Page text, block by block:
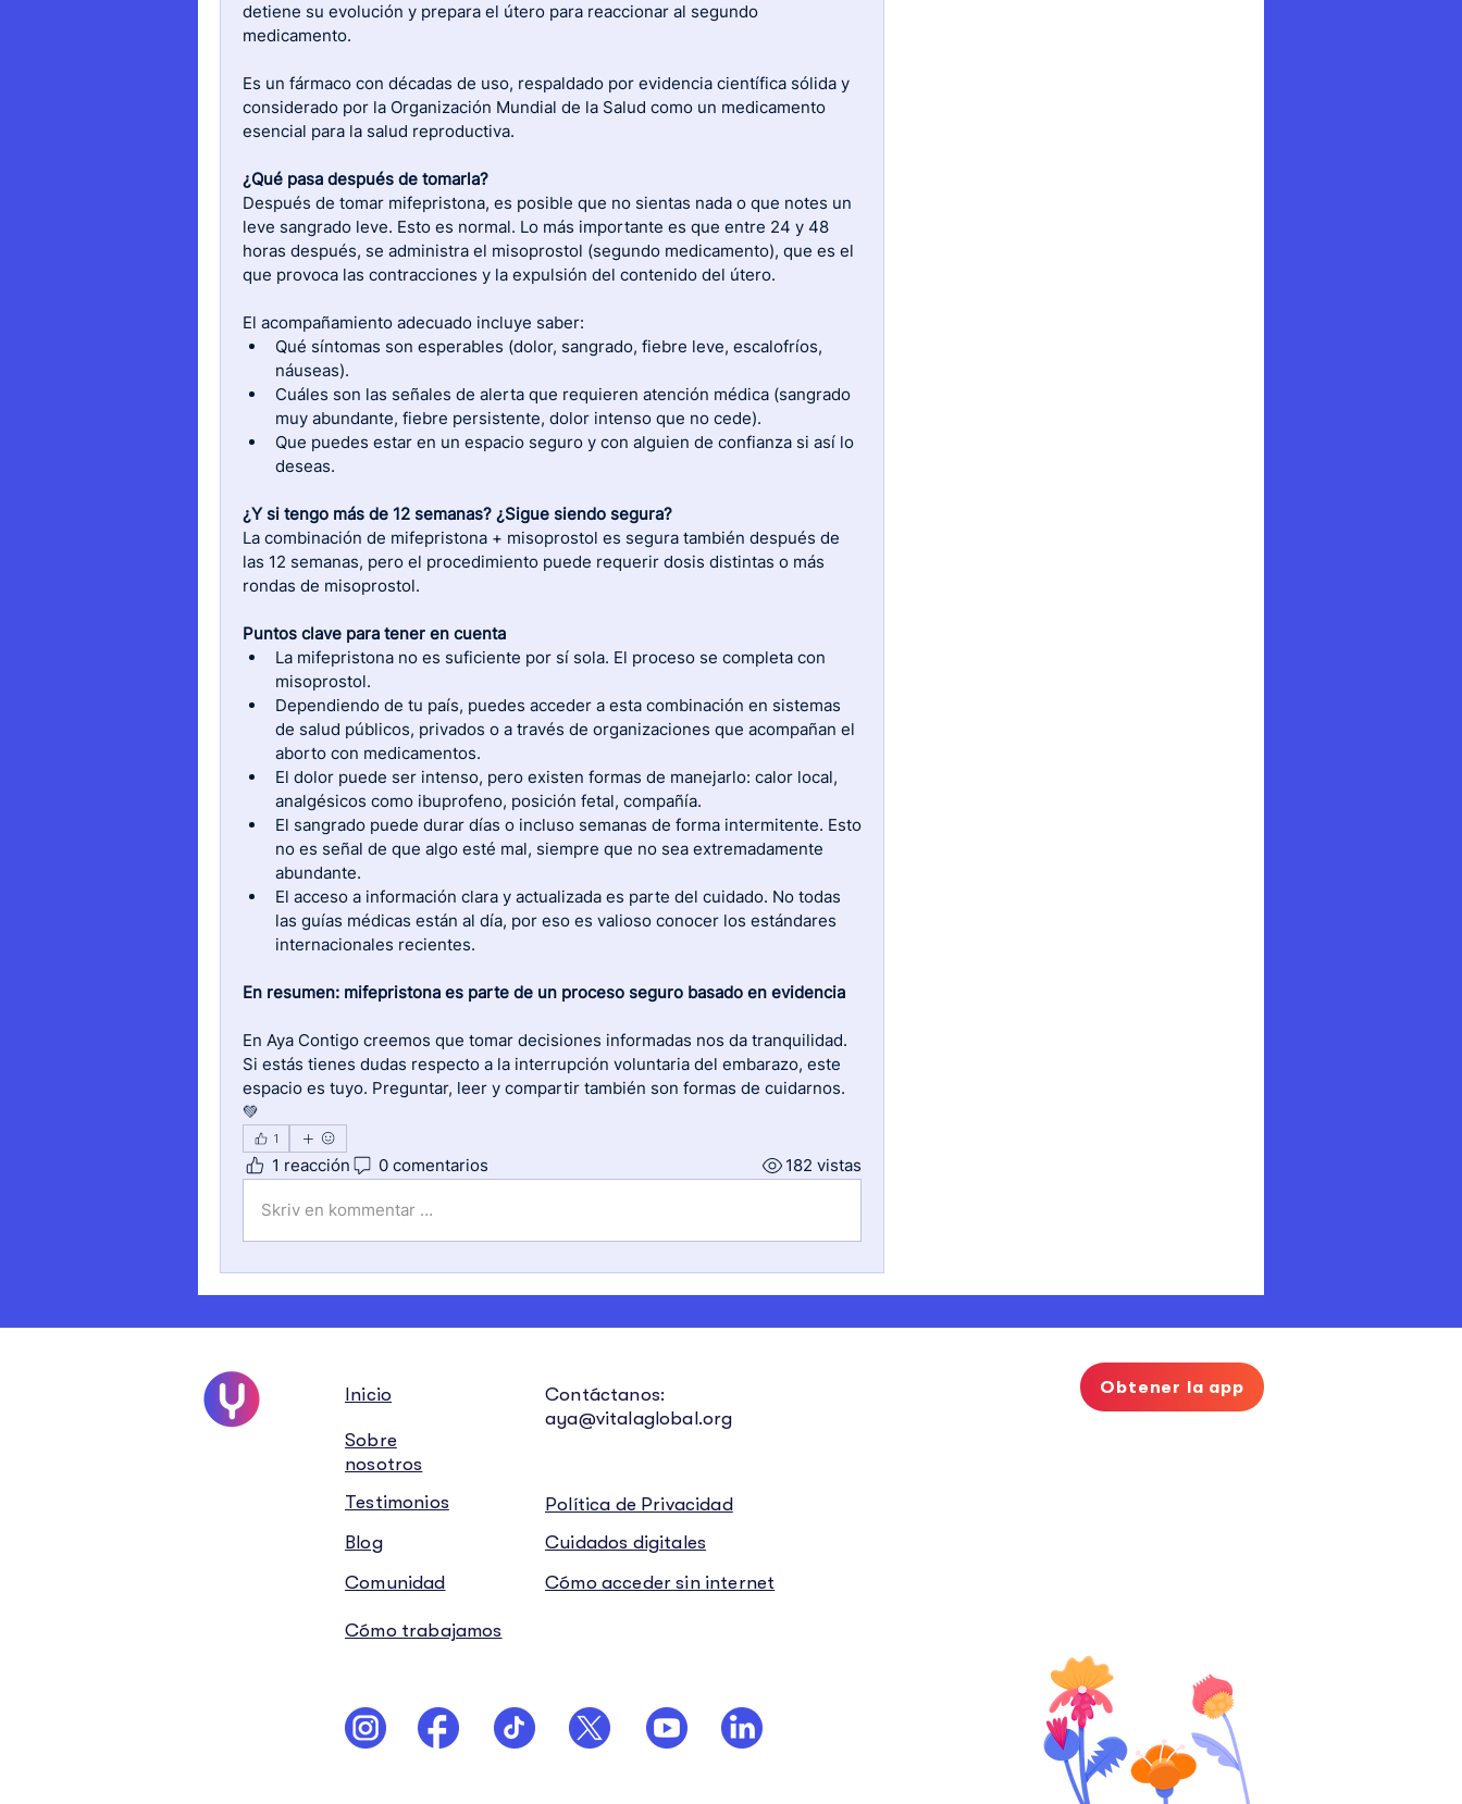
detiene su evolución y prepara el útero para reaccionar al segundo
medicamento.
Es un fármaco con décadas de uso, respaldado por evidencia científica sólida y
considerado por la Organización Mundial de la Salud como un medicamento
esencial para la salud reproductiva.
¿Qué pasa después de tomarla?
Después de tomar mifepristona, es posible que no sientas nada o que notes un
leve sangrado leve. Esto es normal. Lo más importante es que entre 24 y 48
horas después, se administra el misoprostol (segundo medicamento), que es el
que provoca las contracciones y la expulsión del contenido del útero.
El acompañamiento adecuado incluye saber:
Qué síntomas son esperables (dolor, sangrado, fiebre leve, escalofríos,
náuseas).
Cuáles son las señales de alerta que requieren atención médica (sangrado
muy abundante, fiebre persistente, dolor intenso que no cede).
Que puedes estar en un espacio seguro y con alguien de confianza si así lo
deseas.
¿Y si tengo más de 12 semanas? ¿Sigue siendo segura?
La combinación de mifepristona + misoprostol es segura también después de
las 12 semanas, pero el procedimiento puede requerir dosis distintas o más
rondas de misoprostol.
Puntos clave para tener en cuenta
La mifepristona no es suficiente por sí sola. El proceso se completa con
misoprostol.
Dependiendo de tu país, puedes acceder a esta combinación en sistemas
de salud públicos, privados o a través de organizaciones que acompañan el
aborto con medicamentos.
El dolor puede ser intenso, pero existen formas de manejarlo: calor local,
analgésicos como ibuprofeno, posición fetal, compañía.
El sangrado puede durar días o incluso semanas de forma intermitente. Esto
no es señal de que algo esté mal, siempre que no sea extremadamente
abundante.
El acceso a información clara y actualizada es parte del cuidado. No todas
las guías médicas están al día, por eso es valioso conocer los estándares
internacionales recientes.
En resumen: mifepristona es parte de un proceso seguro basado en evidencia
En Aya Contigo creemos que tomar decisiones informadas nos da tranquilidad.
Si estás tienes dudas respecto a la interrupción voluntaria del embarazo, este
espacio es tuyo. Preguntar, leer y compartir también son formas de cuidarnos.
💚
1
1 reacción 0 comentarios 182 vistas
Skriv en kommentar …
Inicio
Sobre
nosotros
Testimonios
Blog
Comunidad
Contáctanos:
aya@vitalaglobal.org
Política de Privacidad
Cuidados digitales
Cómo acceder sin internet
Obtener la app
Cómo trabajamos